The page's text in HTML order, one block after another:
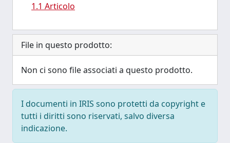
1.1 Articolo
File in questo prodotto:
Non ci sono file associati a questo prodotto.
I documenti in IRIS sono protetti da copyright e
tutti i diritti sono riservati, salvo diversa
indicazione.